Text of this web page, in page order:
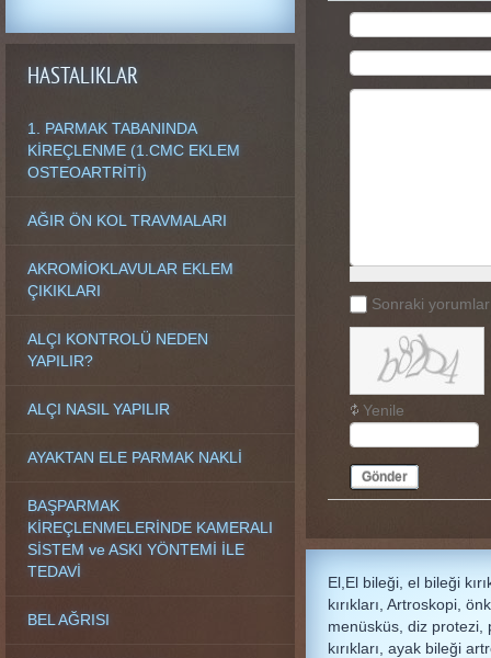
Sonraki
Yenile
Gönder
El,El bileği, el bileği
kırıkları, Artroskopi,
menüsküs, diz protezi,
kırıkları, ayak bileği
HASTALIKLAR
1. PARMAK TABANINDA
KİREÇLENME (1.CMC EKLEM
OSTEOARTRİTİ)
AĞIR ÖN KOL TRAVMALARI
AKROMİOKLAVULAR EKLEM
ÇIKIKLARI
ALÇI KONTROLÜ NEDEN
YAPILIR?
ALÇI NASIL YAPILIR
AYAKTAN ELE PARMAK NAKLİ
BAŞPARMAK
KİREÇLENMELERİNDE KAMERALI
SİSTEM ve ASKI YÖNTEMİ İLE
TEDAVİ
BEL AĞRISI